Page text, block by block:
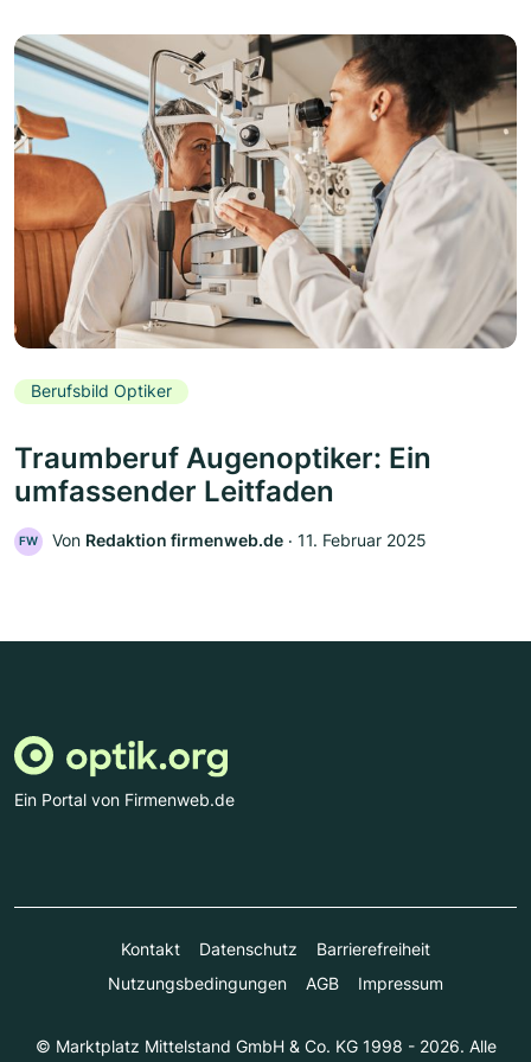
Berufsbild Optiker
Traumberuf Augenoptiker: Ein
umfassender Leitfaden
FW Von Redaktion firmenweb.de ‧ 11. Februar 2025
Ein Portal von Firmenweb.de
Kontakt Datenschutz
Barrierefreiheit
Nutzungsbedingungen
AGB Impressum
© Marktplatz Mittelstand GmbH & Co. KG 1998 - 2026. Alle